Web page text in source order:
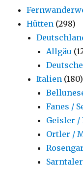
Hütten (298)
Allgäu
Italien (180)
Fanes /
Geisler /
Ortler /